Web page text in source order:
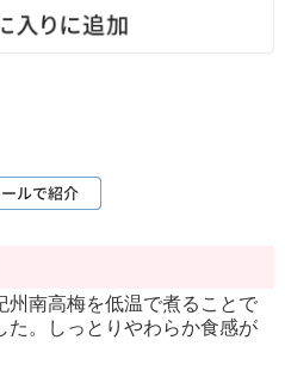
州南高梅を低温で煮ることで
た。しっとりやわらか食感が